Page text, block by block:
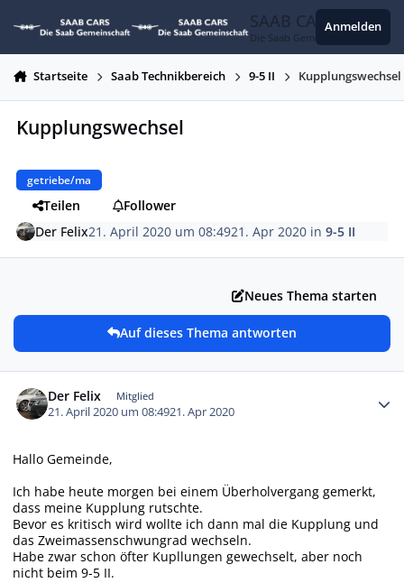
SAAB CARS
Die Saab Gemeinschaft
Anmelden
Startseite Saab Technikbereich 9-5 II Kupplungswechsel
Kupplungswechsel
getriebe/ma
Teilen
Follower
Der Felix21. April 2020 um 08:4921. Apr 2020 in9-5 II
Neues Thema starten
Auf dieses Thema antworten
Der Felix Mitglied
21. April 2020 um 08:4921. Apr 2020
Hallo Gemeinde,
Ich habe heute morgen bei einem Überholvergang gemerkt,
dass meine Kupplung rutschte.
Bevor es kritisch wird wollte ich dann mal die Kupplung und
das Zweimassenschwungrad wechseln.
Habe zwar schon öfter Kupllungen gewechselt, aber noch
nicht beim 9-5 II.